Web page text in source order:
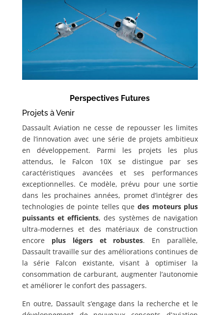
Perspectives Futures
Projets à Venir
Dassault Aviation ne cesse de repousser les limites
de l’innovation avec une série de projets ambitieux
en développement. Parmi les projets les plus
attendus, le Falcon 10X se distingue par ses
caractéristiques avancées et ses performances
exceptionnelles. Ce modèle, prévu pour une sortie
dans les prochaines années, promet d’intégrer des
technologies de pointe telles que des moteurs plus
puissants et efficients, des systèmes de navigation
ultra-modernes et des matériaux de construction
encore plus légers et robustes. En parallèle,
Dassault travaille sur des améliorations continues de
la série Falcon existante, visant à optimiser la
consommation de carburant, augmenter l’autonomie
et améliorer le confort des passagers.
En outre, Dassault s’engage dans la recherche et le